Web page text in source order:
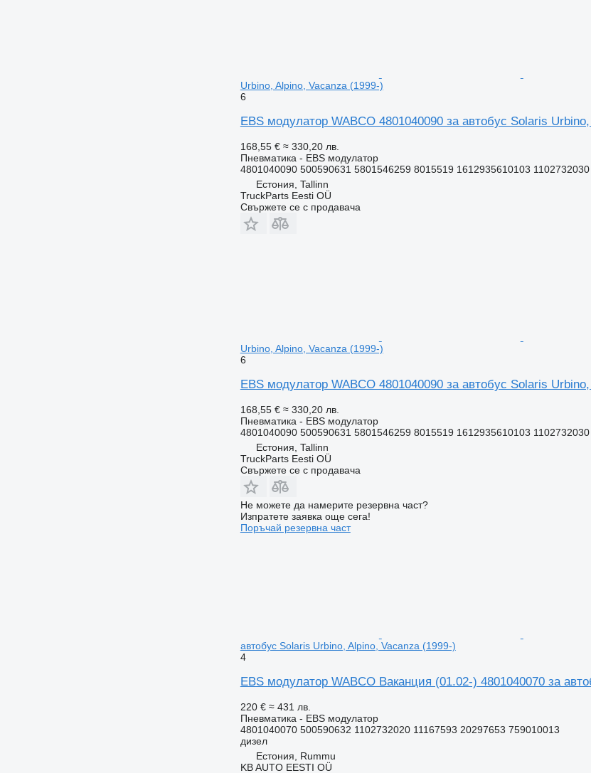
Urbino, Alpino, Vacanza (1999-)
6
EBS модулатор WABCO 4801040090 за автобус Solaris
168,55 € ≈ 330,20 лв.
Пневматика - EBS модулатор
4801040090 500590631 5801546259 8015519 1612935610103 1102732030
Естония, Tallinn
TruckParts Eesti OÜ
Свържете се с продавача
Urbino, Alpino, Vacanza (1999-)
6
EBS модулатор WABCO 4801040090 за автобус Solaris
168,55 € ≈ 330,20 лв.
Пневматика - EBS модулатор
4801040090 500590631 5801546259 8015519 1612935610103 1102732030
Естония, Tallinn
TruckParts Eesti OÜ
Свържете се с продавача
Не можете да намерите резервна част?
Изпратете заявка още сега!
Поръчай резервна част
автобус Solaris Urbino, Alpino, Vacanza (1999-)
4
EBS модулатор WABCO Ваканция (01.02-) 4801040070 за
220 € ≈ 431 лв.
Пневматика - EBS модулатор
4801040070 500590632 1102732020 11167593 20297653 759010013
дизел
Естония, Rummu
KB AUTO EESTI OÜ